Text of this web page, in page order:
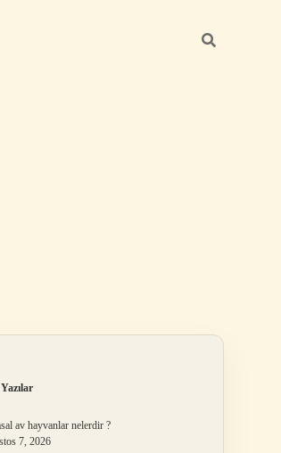
av hayvanlar nelerdir ?
7, 2026